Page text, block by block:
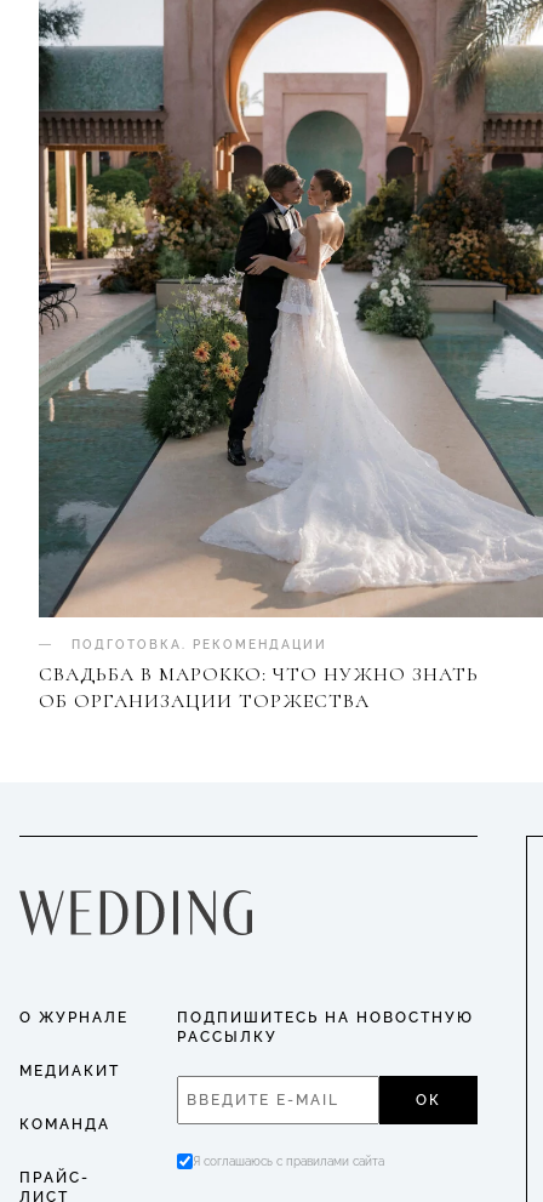
ПОДГОТОВКА РЕКОМЕНДАЦИИ
СВАДЬБА В МАРОККО: ЧТО НУЖНО ЗНАТЬ
ОБ ОРГАНИЗАЦИИ ТОРЖЕСТВА
О ЖУРНАЛЕ
МЕДИАКИТ
КОМАНДА
ПРАЙС-
ЛИСТ
ПОДПИШИТЕСЬ НА НОВОСТНУЮ
РАССЫЛКУ
ОК
Я соглашаюсь с правилами сайта